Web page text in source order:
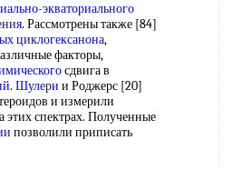
экваториального
. Рассмотрены также [84]
циклогексанона,
факторы,
сдвига в
. Шулери и Роджерс [20]
и измерили
этих спектрах. Полученные
позволили приписать